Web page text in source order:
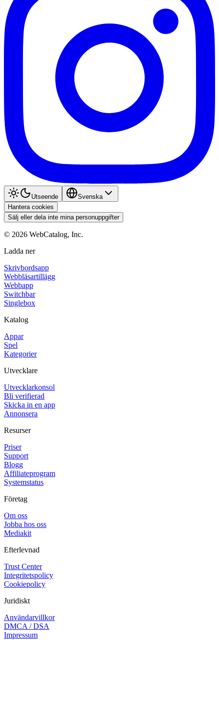
Utseende
Svenska
Hantera cookies
Sälj eller dela inte mina personuppgifter
© 2026 WebCatalog, Inc.
Ladda ner
Skrivbordsapp
Webbläsartillägg
Webbapp
Switchbar
Singlebox
Katalog
Appar
Spel
Kategorier
Utvecklare
Utvecklarkonsol
Bli verifierad
Skicka in en app
Annonsera
Resurser
Priser
Support
Blogg
Affiliateprogram
Systemstatus
Företag
Om oss
Jobba hos oss
Mediakit
Efterlevnad
Trust Center
Integritetspolicy
Cookiepolicy
Juridiskt
Användarvillkor
DMCA / DSA
Impressum